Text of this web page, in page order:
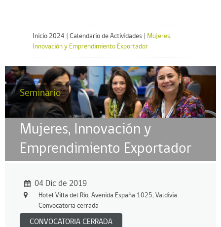
Inicio 2024 Calendario de Actividades
Mujeres,
Innovación y Emprendimiento Exportador
Seminario
Mujeres, Innovación y
Emprendimiento Exportador
04 Dic de 2019
Hotel Villa del Río, Avenida España 1025, Valdivia
Convocatoria cerrada
CONVOCATORIA CERRADA